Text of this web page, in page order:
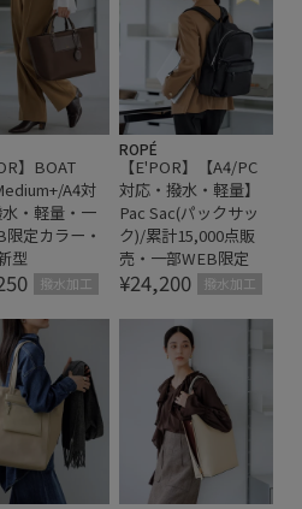
上品 使い勝手がいい
大容量 持ち運びしやすい
】BOAT
A4対
・軽量・一
限定カラー・
型
撥水加工
ROPÉ
【E'POR】【A4/PC
対応・撥水・軽量】
Pac Sac(パックサッ
ク)/累計15,000点販
売・一部WEB限定
¥24,200 撥水加工